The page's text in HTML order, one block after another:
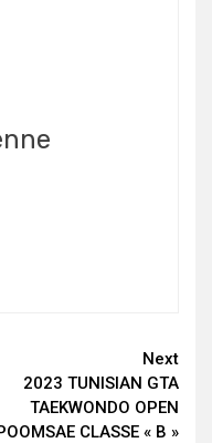
Next
2023 TUNISIAN GTA
TAEKWONDO OPEN
CLASSE « B »